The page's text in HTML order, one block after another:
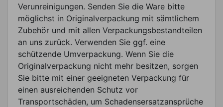
Verunreinigungen. Senden Sie die Ware bitte
möglichst in Originalverpackung mit sämtlichem
Zubehör und mit allen Verpackungsbestandteilen
an uns zurück. Verwenden Sie ggf. eine
schützende Umverpackung. Wenn Sie die
Originalverpackung nicht mehr besitzen, sorgen
Sie bitte mit einer geeigneten Verpackung für
einen ausreichenden Schutz vor
Transportschäden, um Schadensersatzansprüche